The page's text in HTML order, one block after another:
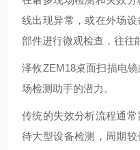
线出现异常，或在外场
部件进行微观检查，往往
泽攸ZEM18桌面扫描电
场检测助手的潜力。
传统的失效分析流程通
待大型设备检测，周期